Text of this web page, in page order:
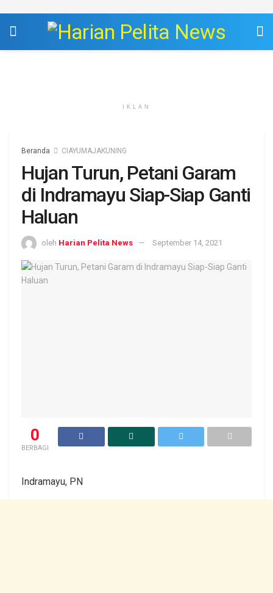
IKLAN
Beranda CIAYUMAJAKUNING
Hujan Turun, Petani Garam
di Indramayu Siap-Siap Ganti
Haluan
oleh Harian Pelita News September 14, 2021
0
BERBAGI
Indramayu, PN